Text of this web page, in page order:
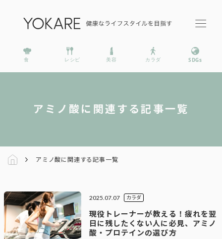
アミノ酸に関連する記事一覧
アミノ酸に関連する記事一覧
2025.07.07
現役トレーナーが教える！疲れを翌
日に残したくない人に必見、アミノ
酸・プロテインの選び方
カラダ